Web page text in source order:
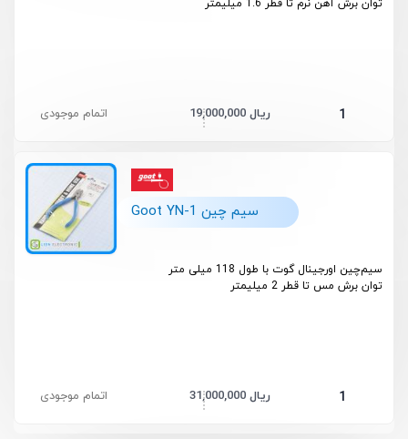
توان برش آهن نرم تا قطر 1.6 میلیمتر
1 19,000,000 ریال اتمام موجودی
سیم چین Goot YN-1
سیم‌چین اورجینال گوت با طول 118 میلی متر
توان برش مس تا قطر 2 میلیمتر
1 31,000,000 ریال اتمام موجودی